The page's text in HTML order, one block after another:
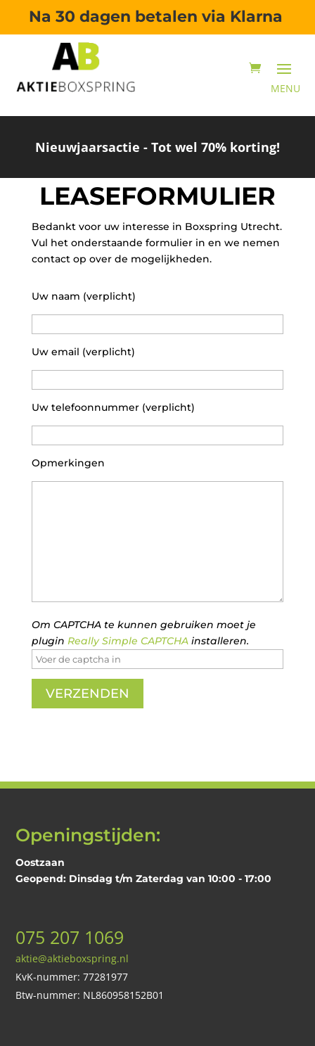
Na 30 dagen betalen via Klarna
Nieuwjaarsactie - Tot wel 70% korting!
LEASEFORMULIER
Bedankt voor uw interesse in Boxspring Utrecht.
Vul het onderstaande formulier in en we nemen
contact op over de mogelijkheden.
Uw naam (verplicht)
Uw email (verplicht)
Uw telefoonnummer (verplicht)
Opmerkingen
Om CAPTCHA te kunnen gebruiken moet je
plugin Really Simple CAPTCHAinstalleren.
Openingstijden:
Oostzaan
Geopend: Dinsdag t/m Zaterdag van 10:00 - 17:00
075 207 1069
aktie@aktieboxspring.nl
KvK-nummer: 77281977
Btw-nummer: NL860958152B01